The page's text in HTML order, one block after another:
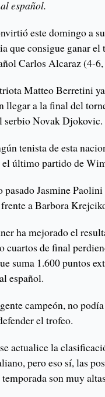
español.
este domingo a
que consigue ganar
Carlos Alcaraz (4-
Matteo Berretini
llegar a la final del
serbio Novak Djokovic.
tenista de esta
el último partido de
pasado Jasmine
a Barbora
ha mejorado el
cuartos de final
suma 1.600 puntos
español.
campeón, no
el trofeo.
actualice la
pero eso sí, las
son muy